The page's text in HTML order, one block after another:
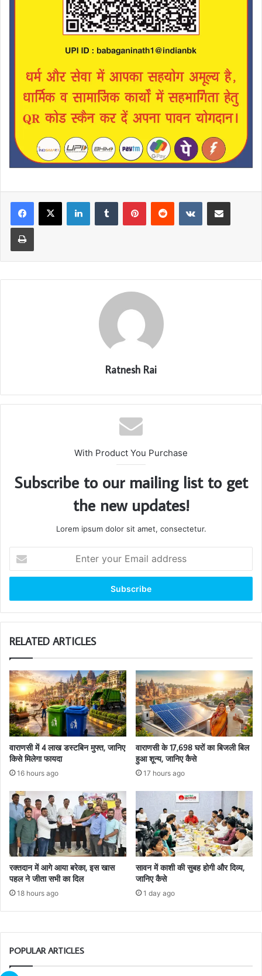
LinkedInTumblr PinterestReddit VKontakteShare via Email
Print
Ratnesh Rai
With Product You Purchase
Subscribe to our mailing list to get
the new updates!
Lorem ipsum dolor sit amet, consectetur.
your
Email
RELATED ARTICLES
वाराणसी में 4 लाख डस्टबिन मुफ्त, जानिए
किसे मिलेगा फायदा
16 hours ago
वाराणसी के 17,698 घरों का बिजली बिल
हुआ शून्य, जानिए कैसे
17 hours ago
रक्तदान में आगे आया बरेका, इस खास
पहल ने जीता सभी का दिल
18 hours ago
सावन में काशी की सुबह होगी और दिव्य,
जानिए कैसे
1 day ago
POPULAR ARTICLES